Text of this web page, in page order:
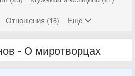
Отношения (16) Еще
- О миротворцах